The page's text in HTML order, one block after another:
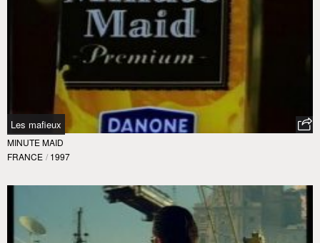
Les mafieux
MINUTE MAID
FRANCE / 1997